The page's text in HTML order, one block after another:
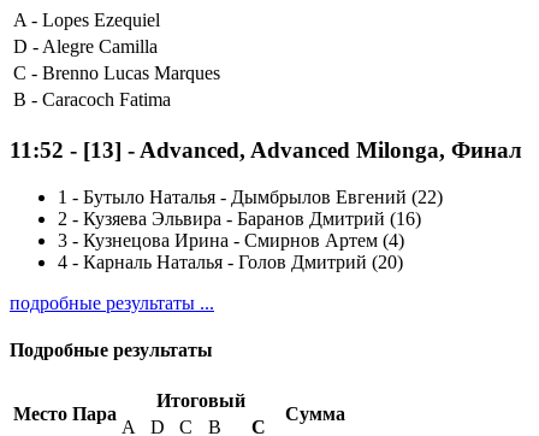
A - Lopes Ezequiel
D - Alegre Camilla
C - Brenno Lucas Marques
B - Caracoch Fatima
11:52 - [13] - Advanced, Advanced Milonga, Финал
1 - Бутыло Наталья - Дымбрылов Евгений (22)
2 - Кузяева Эльвира - Баранов Дмитрий (16)
3 - Кузнецова Ирина - Смирнов Артем (4)
4 - Карналь Наталья - Голов Дмитрий (20)
подробные результаты ...
Подробные результаты
Место Пара
Итоговый
Сумма
A D C B
С